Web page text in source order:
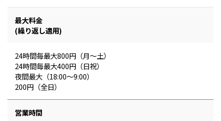
最大料金
(繰り返し適用)
24時間毎最大800円（月～土）
24時間毎最大400円（日祝）
夜間最大（18:00～9:00）
200円（全日）
営業時間